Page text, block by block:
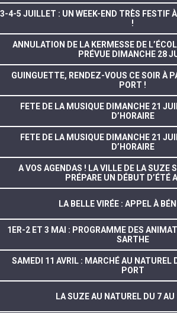
3-4-5 JUILLET : UN WEEK-END TRÈS FESTIF
!
ANNULATION DE LA KERMESSE DE
PRÉVUE DIMANCHE 28
GUINGUETTE, RENDEZ-VOUS CE SOIR À
PORT !
FETE DE LA MUSIQUE DIMANCHE 21
D’HORAIRE
FETE DE LA MUSIQUE DIMANCHE 21
D’HORAIRE
A VOS AGENDAS ! LA VILLE DE LA SUZE
PRÉPARE UN DÉBUT D’ÉTÉ
LA BELLE VIRÉE : APPEL À
1ER-2 ET 3 MAI : PROGRAMME DES
SARTHE
SAMEDI 11 AVRIL : MARCHÉ AU NATUREL
PORT
LA SUZE AU NATUREL DU 7 AU